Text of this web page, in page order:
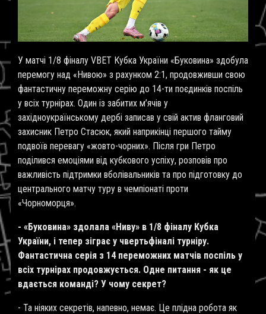
У матчі 1/8 фіналу VBET Кубка України «Буковина» здобула
перемогу над «Нивою» з рахунком 2:1, продовживши свою
фантастичну переможну серію до 14-ти поєдинків поспіль
у всіх турнірах. Один із забитих м’ячів у
західноукраїнському дербі записав у свій актив фланговий
захисник Петро Стасюк, який наприкінці першого тайму
подвоїв перевагу «жовто-чорних». Після гри Петро
поділився емоціями від кубкового успіху, розповів про
важливість підтримки вболівальників та про підготовку до
центрального матчу туру в чемпіонаті проти
«Чорноморця».
- «Буковина» здолала «Ниву» в 1/8 фіналу Кубка
України, і тепер зіграє у чвертьфіналі турніру.
Фантастична серія з 14 переможних матчів поспіль у
всіх турнірах продовжується. Одне питання - як це
вдається команді? У чому секрет?
- Та ніяких секретів, напевно, немає. Це плідна робота як